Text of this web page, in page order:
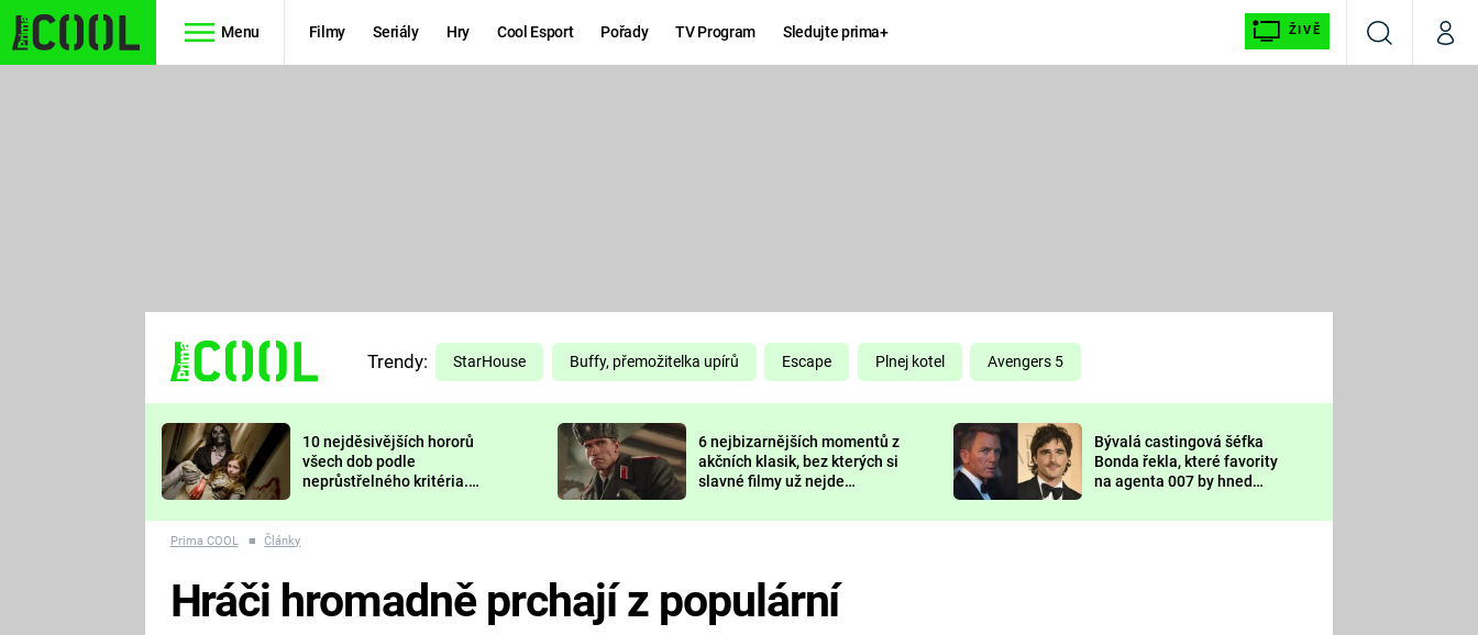
Menu Filmy Seriály Hry Cool Esport Pořady TV Program Sledujte prima+ ŽIVĚ
VyhledáváníMůj
TŘESKU
FUTURAMA
PREDÁTOR
DELIVERANCE
KOMEDIE
CHUCK
NORRIS
DEADPOOL
Prima LAJK
Sledujte nás
Trendy: StarHouse Buffy, přemožitelka upírů Escape Plnej kotel Avengers 5
10 nejděsivějších hororů
všech dob podle
neprůstřelného kritéria.
nejvíc zvednou tep?
6 nejbizarnějších momentů z
akčních klasik, bez kterých si
slavné filmy už nejde
Bývalá castingová šéfka
Bonda řekla, které favority
na agenta 007 by hned
Prima COOL ■ Články
Hráči hromadně prchají z populární